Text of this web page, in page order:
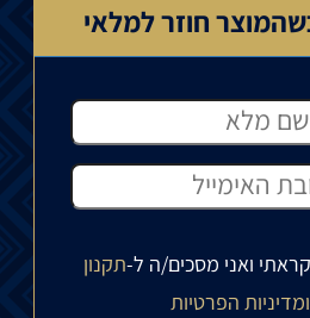
חוזר למלאי
ואני מסכים/ה ל-תקנון
הפרטיות